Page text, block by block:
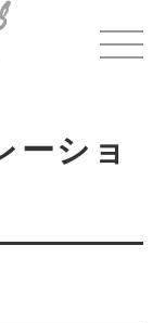
ーショ